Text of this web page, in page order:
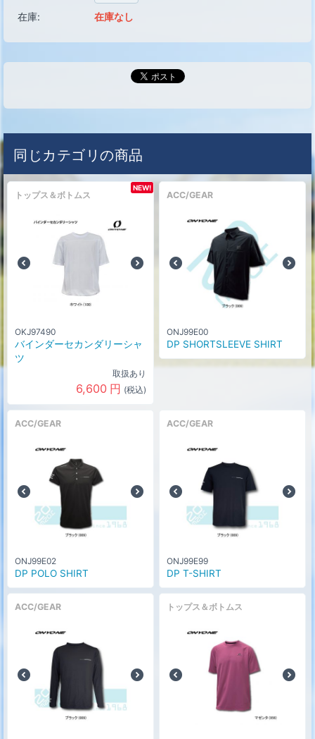
在庫:
在庫なし
同じカテゴリの商品
NEW!
トップス＆ボトムス
OKJ97490
バインダーセカンダリーシャ
ツ
取扱あり
6,600 円 (税込)
ACC/GEAR
ONJ99E00
DP SHORTSLEEVE SHIRT
ACC/GEAR
ONJ99E02
DP POLO SHIRT
ACC/GEAR
ONJ99E99
DP T-SHIRT
ACC/GEAR トップス＆ボトムス